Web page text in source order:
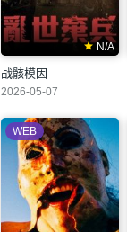
N/A
战骸模因
2026-05-07
WEB